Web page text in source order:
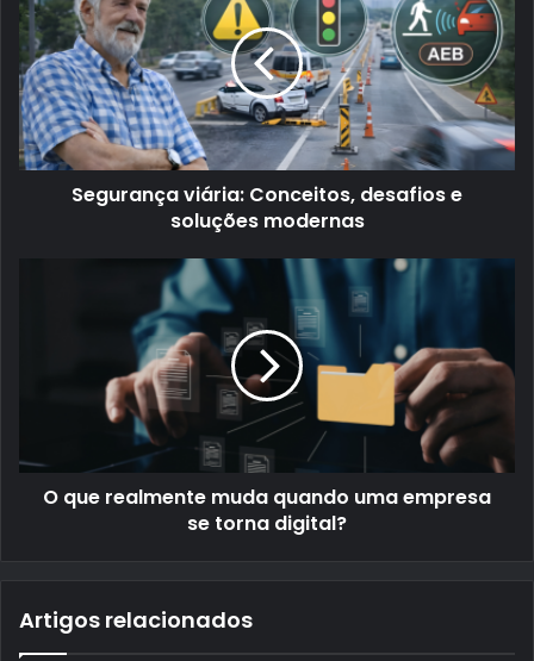
Segurança viária: Conceitos, desafios e
soluções modernas
O que realmente muda quando uma empresa
se torna digital?
Artigos relacionados